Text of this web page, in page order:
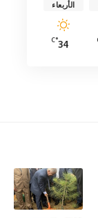
الأربعاء
34
°C